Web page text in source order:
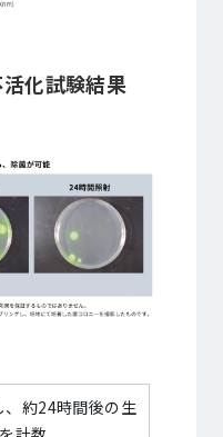
化試験結果
約24時間後の生